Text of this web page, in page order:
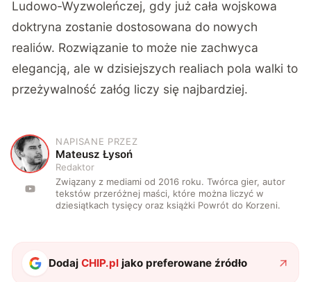
Ludowo-Wyzwoleńczej, gdy już cała wojskowa
doktryna zostanie dostosowana do nowych
realiów. Rozwiązanie to może nie zachwyca
elegancją, ale w dzisiejszych realiach pola walki to
przeżywalność załóg liczy się najbardziej.
M
NAPISANE PRZEZ
Mateusz Łysoń
Redaktor
Związany z mediami od 2016 roku. Twórca gier, autor
tekstów przeróżnej maści, które można liczyć w
dziesiątkach tysięcy oraz książki Powrót do Korzeni.
DodajCHIP.pl jako preferowane źródło